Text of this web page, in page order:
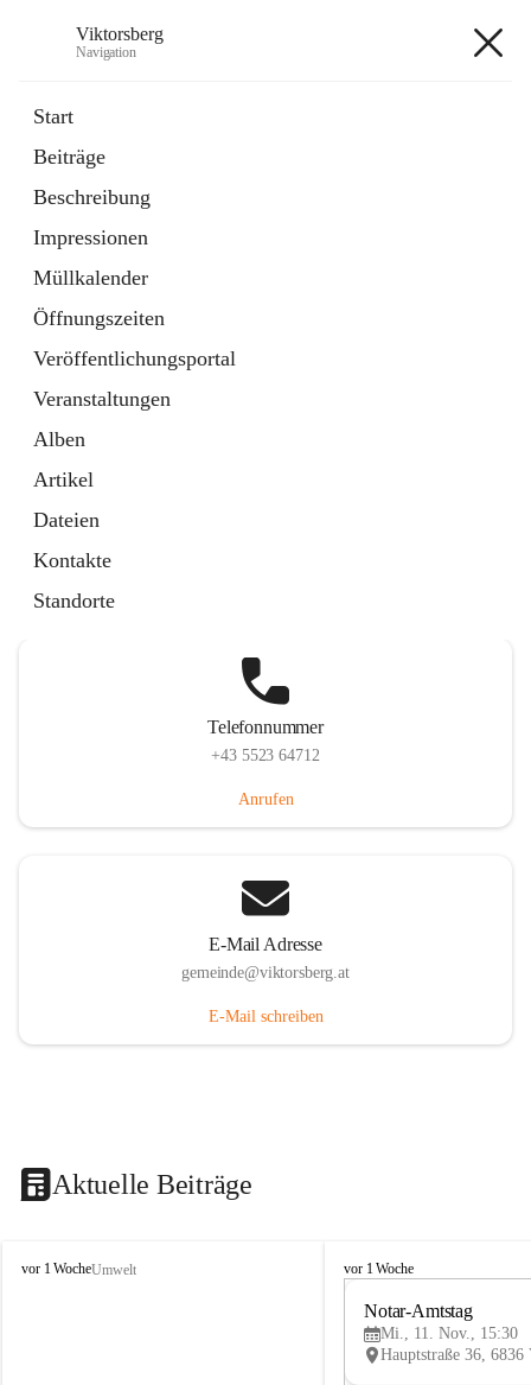
Viktorsberg
Navigation
Start
Beiträge
Beschreibung
Impressionen
Müllkalender
Öffnungszeiten
Veröffentlichungsportal
Veranstaltungen
Alben
Artikel
Dateien
Kontakte
Standorte
1 Schnellzugriff
Bürgerservice
10 Schnellzugriffe
Telefonnummer
+43 5523 64712
Anrufen
E-Mail Adresse
gemeinde@viktorsberg.at
E-Mail schreiben
Aktuelle Beiträge
V
vor 1 WocheUmwelt
V
vor 1 Woche
Notar-Amtstag
Mi., 11. Nov., 15:30